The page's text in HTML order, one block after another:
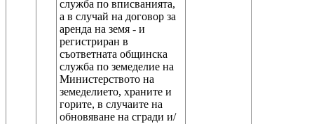
служба по вписванията,
а в случай на договор за
аренда на земя - и
регистриран в
съответната общинска
служба по земеделие на
Министерството на
земеделието, храните и
горите, в случаите на
обновяване на сгради и/